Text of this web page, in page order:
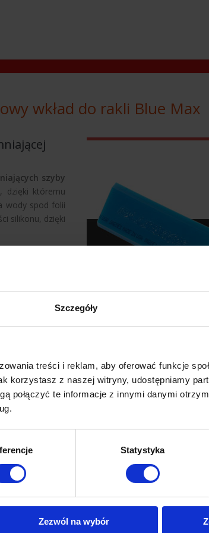
Szczegóły
treści i reklam, aby oferować funkcje
korzystasz z naszej witryny, udostępniamy
połączyć te informacje z innymi danymi
Statystyka
Zezwól na wybór
wkład do rakli Blue Max
szyby
, dzięki któremu
wody spod folii
silikonu, dzięki
sprawi, że nie
jednego z największych producentów wysokiej
w całkiem nowym świetle, to pokażemy Ci
Folie na auto